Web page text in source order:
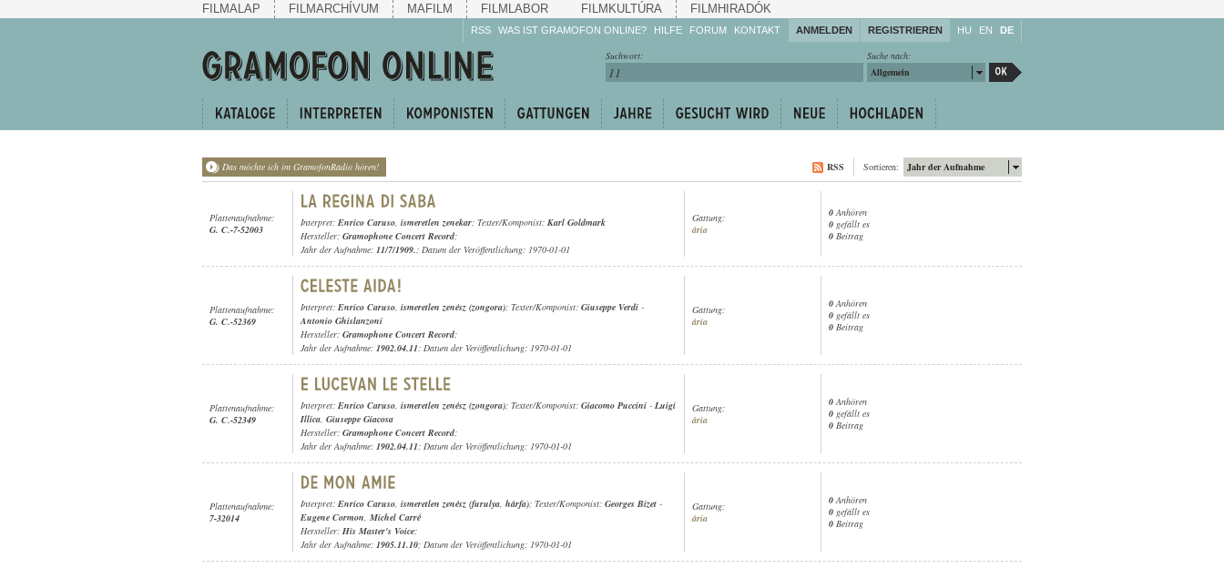
FILMALAP FILMARCHÍVUM MAFILM FILMLABOR FILMKULTÚRA FILMHIRADÓK
RSS WAS IST GRAMOFON ONLINE? HILFE
Machen Sie mit!
weiter!
FORUM KONTAKT ANMELDEN REGISTRIEREN HU EN DE
Suche nach:
Allgemein
Suchwort:
Das möchte ich im GramofonRadio hören! Jahr der Aufnahme
Sortieren:
RSS
Plattenaufnahme:
G. C.-7-52003
Interpret: Enrico Caruso, ismeretlen zenekar; Texter/Komponist: Karl Goldmark
Hersteller: Gramophone Concert Record;
Jahr der Aufnahme: 11/7/1909.; Datum der Veröffentlichung: 1970-01-01
Gattung:
ária
0 Anhören
0 gefällt es
0 Beitrag
Plattenaufnahme:
G. C.-52369
Interpret: Enrico Caruso, ismeretlen zenész (zongora); Texter/Komponist: Giuseppe Verdi -
Antonio Ghislanzoni
Hersteller: Gramophone Concert Record;
Jahr der Aufnahme: 1902.04.11; Datum der Veröffentlichung: 1970-01-01
Gattung:
ária
0Anhören
0 gefällt es
0 Beitrag
Plattenaufnahme:
G. C.-52349
Interpret: Enrico Caruso, ismeretlen zenész (zongora); Texter/Komponist: Giacomo Puccini - Luigi
Illica, Giuseppe Giacosa
Hersteller: Gramophone Concert Record;
Jahr der Aufnahme: 1902.04.11; Datum der Veröffentlichung: 1970-01-01
Gattung:
ária
0Anhören
0 gefällt es
0 Beitrag
Plattenaufnahme:
7-32014
Interpret: Enrico Caruso, ismeretlen zenész (furulya, hárfa); Texter/Komponist: Georges Bizet -
Eugene Cormon, Michel Carré
Hersteller: His Master's Voice;
Jahr der Aufnahme: 1905.11.10; Datum der Veröffentlichung: 1970-01-01
Gattung:
ária
0Anhören
0 gefällt es
0 Beitrag